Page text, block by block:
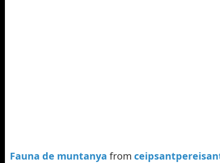
Fauna de muntanya from